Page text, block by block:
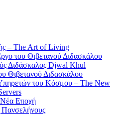
– The Art of Living
του Θιβετανού Διδασκάλου
Διδάσκαλος Djwal Khul
Θιβετανού Διδασκάλου
του Κόσμου – The New
Εποχή
Πανσελήνους